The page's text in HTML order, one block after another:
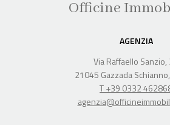
Officine
AGENZIA
Via Raffaello Sanzio,
21045 Gazzada
T +39 0332